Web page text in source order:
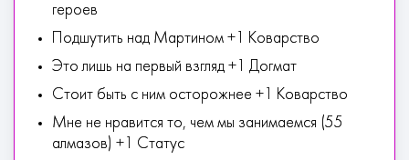
героев
Подшутить над Мартином +1 Коварство
Это лишь на первый взгляд +1 Догмат
Стоит быть с ним осторожнее +1 Коварство
Мне не нравится то, чем мы занимаемся (55
алмазов) +1 Статус